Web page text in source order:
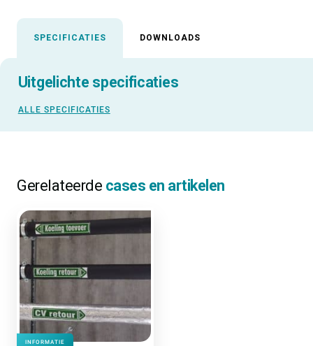
SPECIFICATIES DOWNLOADS
Uitgelichte specificaties
ALLE SPECIFICATIES
Gerelateerde cases en artikelen
INFORMATIE